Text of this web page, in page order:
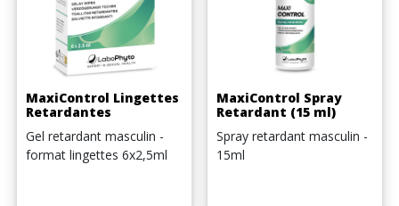
MaxiControl Lingettes
Retardantes
Gel retardant masculin -
format lingettes 6x2,5ml
MaxiControl Spray
Retardant (15 ml)
Spray retardant masculin -
15ml